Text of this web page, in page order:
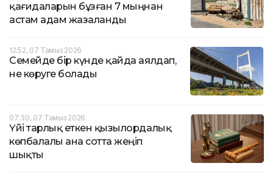
қағидаларын бұзған 7 мыңнан
астам адам жазаланды
12:52, 07 Тамыз 2026
Семейде бір күнде қайда аялдап,
не көруге болады
07:30, 07 Тамыз 2026
Үйі тарлық еткен қызылордалық
көпбалалы ана сотта жеңіп
шықты